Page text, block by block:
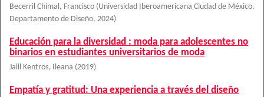
Becerril Chimal, Francisco (Universidad Iberoamericana Ciudad de México.
Departamento de Diseño, 2024)
Educación para la diversidad : moda para adolescentes no
binarios en estudiantes universitarios de moda
Jalil Kentros, Ileana (2019)
Empatía y gratitud: Una experiencia a través del diseño